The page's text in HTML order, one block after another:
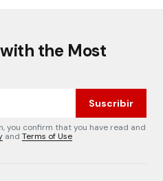
the Most
Suscribir
you confirm that you have read and
and Terms of Use